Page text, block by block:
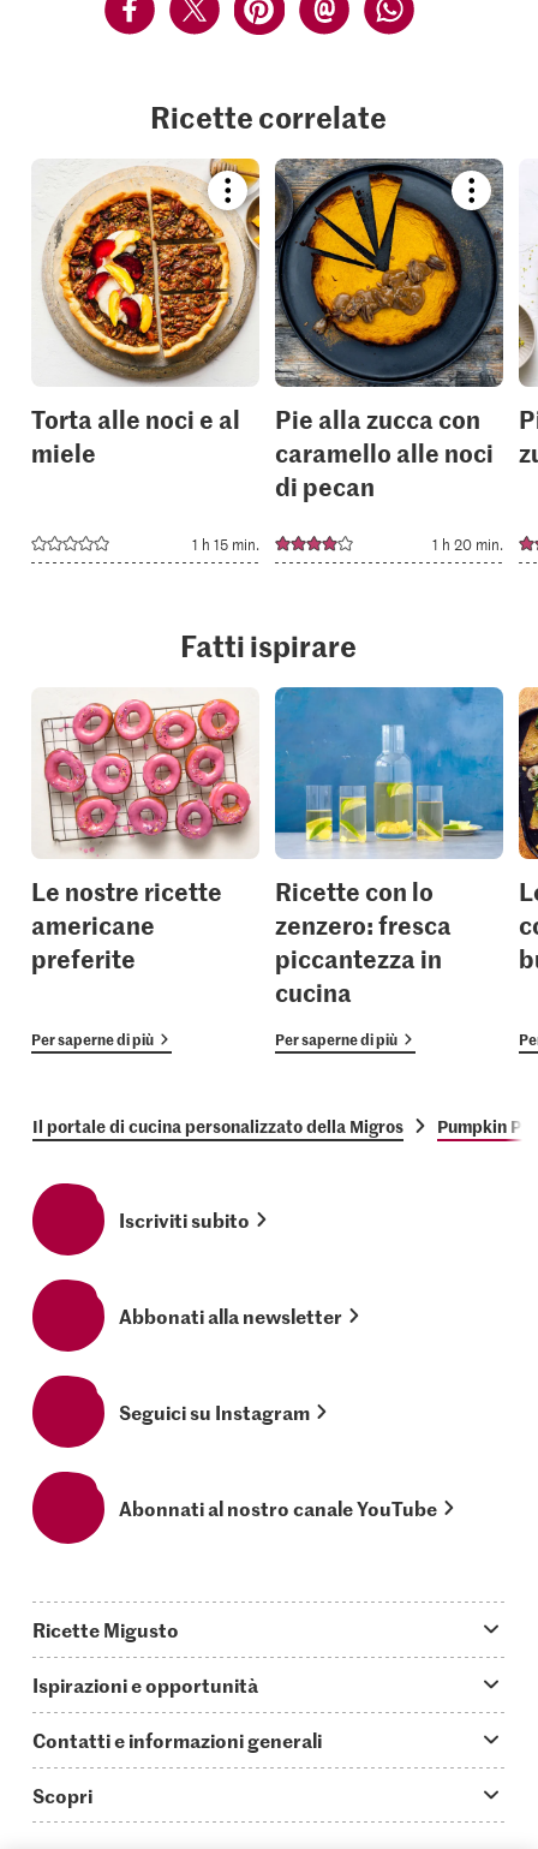
Ricette correlate
Bookmark
recipe
or
add
it
to
your
collections.
Torta alle noci e al
miele
1 h 15 min.
recipe
or
add
it
to
your
Pie alla zucca con
caramello alle noci
di pecan
1 h 20 min.
Fatti ispirare
Le nostre ricette
americane
preferite
Per saperne di più
Ricette con lo
zenzero: fresca
piccantezza in
cucina
Per saperne di più
Il portale di cucina personalizzato della Migros Pumpkin Pie
Iscriviti subito
Abbonati alla newsletter
Seguici su Instagram
Abonnati al nostro canale YouTube
Ricette Migusto
Oggi cucino
Piatti principali
Ricette semplici & veloci
Ispirazioni e opportunità
Storie
Video How to
Contatti e informazioni generali
Guida alle abbreviazioni
Scopri